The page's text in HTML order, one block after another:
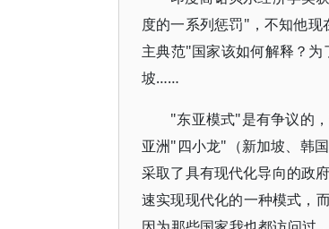
度的一系列惩罚"，不知他
主典范"国家该如何解释？
坡……
"东亚模式"是有争议的
亚洲"四小龙"（新加坡、韩
采取了具有现代化导向的政
速实现现代化的一种模式，